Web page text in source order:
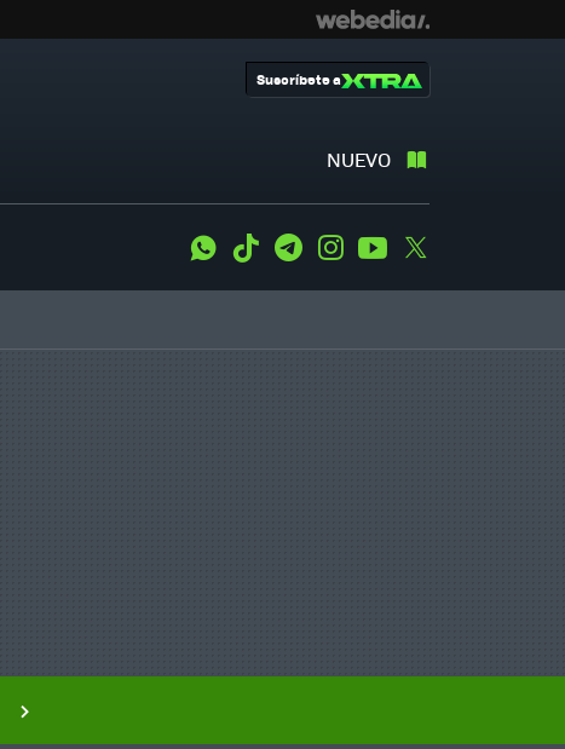
NUEVO
Suscríbete a
WhatsApp
Tiktok TelegramInstagramYoutube